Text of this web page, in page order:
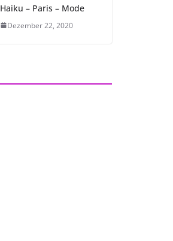
Haiku – Paris – Mode
Dezember 22, 2020